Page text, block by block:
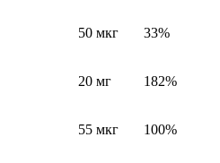
50 мкг 33%
20 мг 182%
55 мкг 100%